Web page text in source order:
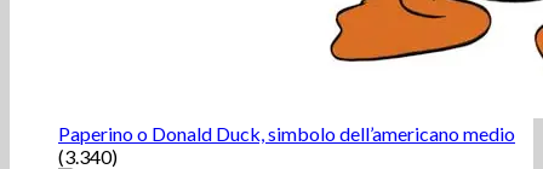
Paperino o Donald Duck, simbolo dell’americano medio
(3.340)